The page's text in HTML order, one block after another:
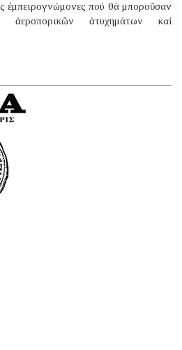
ἐμπειρογνώμονες πού θά μποροῦσαν
ἀτυχημάτων καί